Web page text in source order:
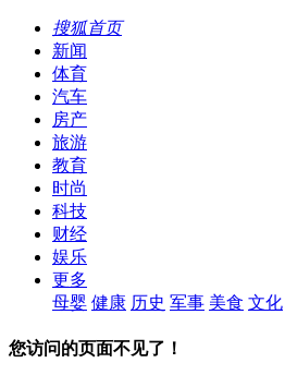
搜狐首页
新闻
体育
汽车
房产
旅游
教育
时尚
科技
财经
娱乐
更多
母婴 健康 历史 军事 美食 文化
您访问的页面不见了！